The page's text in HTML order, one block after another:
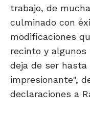
trabajo, de
culminado con
modificaciones
recinto y algunos
deja de ser
impresionante",
declaraciones a